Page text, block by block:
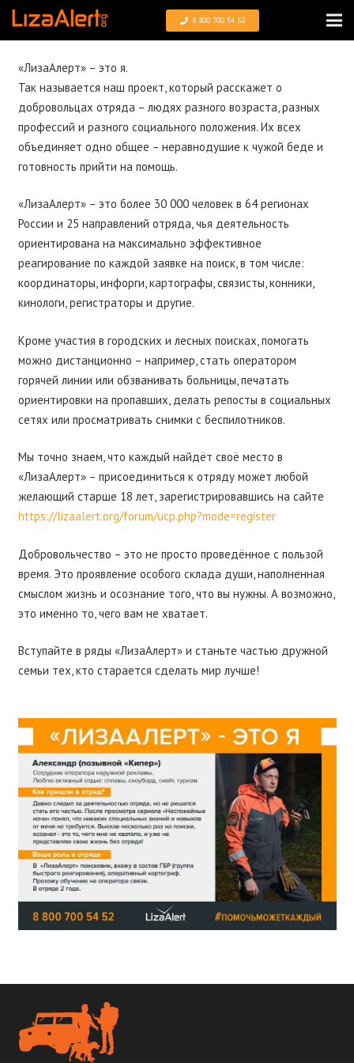
8 800 700 54 52
«ЛизаАлерт» – это я.
Так называется наш проект, который расскажет о
добровольцах отряда – людях разного возраста, разных
профессий и разного социального положения. Их всех
объединяет одно общее – неравнодушие к чужой беде и
готовность прийти на помощь.
«ЛизаАлерт» – это более 30 000 человек в 64 регионах
России и 25 направлений отряда, чья деятельность
ориентирована на максимально эффективное
реагирование по каждой заявке на поиск, в том числе:
координаторы, инфорги, картографы, связисты, конники,
кинологи, регистраторы и другие.
Кроме участия в городских и лесных поисках, помогать
можно дистанционно – например, стать оператором
горячей линии или обзванивать больницы, печатать
ориентировки на пропавших, делать репосты в социальных
сетях или просматривать снимки с беспилотников.
Мы точно знаем, что каждый найдёт своё место в
«ЛизаАлерт» – присоединиться к отряду может любой
желающий старше 18 лет, зарегистрировавшись на сайте
https://lizaalert.org/forum/ucp.php?mode=register
Добровольчество – это не просто проведённое с пользой
время. Это проявление особого склада души, наполненная
смыслом жизнь и осознание того, что вы нужны. А возможно,
это именно то, чего вам не хватает.
Вступайте в ряды «ЛизаАлерт» и станьте частью дружной
семьи тех, кто старается сделать мир лучше!